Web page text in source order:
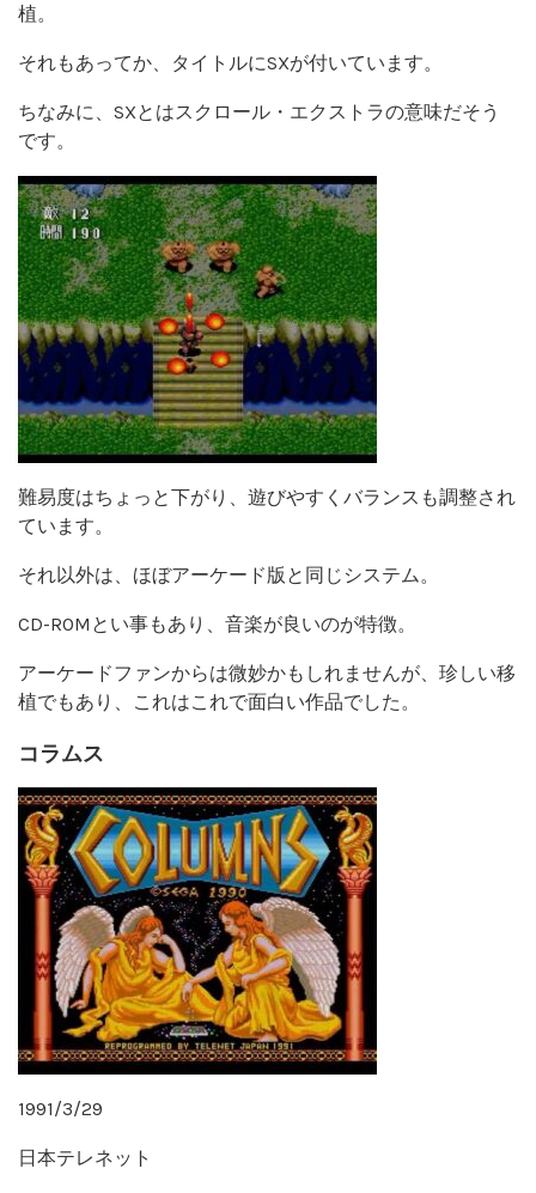
植。
それもあってか、タイトルにSXが付いています。
ちなみに、SXとはスクロール・エクストラの意味だそう
です。
難易度はちょっと下がり、遊びやすくバランスも調整され
ています。
それ以外は、ほぼアーケード版と同じシステム。
CD-ROMとい事もあり、音楽が良いのが特徴。
アーケードファンからは微妙かもしれませんが、珍しい移
植でもあり、これはこれで面白い作品でした。
コラムス
1991/3/29
日本テレネット